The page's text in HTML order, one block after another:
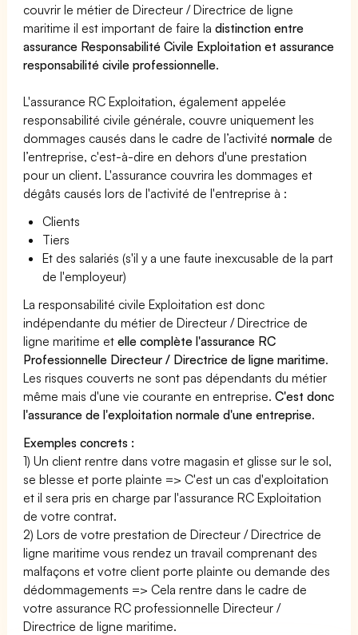
couvrir le métier de Directeur / Directrice de ligne
maritime il est important de faire ladistinction entre
assurance Responsabilité Civile Exploitation et assurance
responsabilité civile professionnelle.
L'assurance RC Exploitation, également appelée
responsabilité civile générale, couvre uniquement les
dommages causés dans le cadre de l’activiténormale de
l’entreprise, c'est-à-dire en dehors d'une prestation
pour un client. L'assurance couvrira les dommages et
dégâts causés lors de l'activité de l'entreprise à :
Clients
Tiers
Et des salariés (s'il y a une faute inexcusable de la part
de l'employeur)
La responsabilité civile Exploitation est donc
indépendante du métier de Directeur / Directrice de
ligne maritime etelle complète l'assurance RC
Professionnelle Directeur / Directrice de ligne maritime.
Les risques couverts ne sont pas dépendants du métier
même mais d'une vie courante en entreprise.C'est donc
l'assurance de l'exploitation normale d'une entreprise.
Exemples concrets :
1) Un client rentre dans votre magasin et glisse sur le sol,
se blesse et porte plainte => C'est un cas d'exploitation
et il sera pris en charge par l'assurance RC Exploitation
de votre contrat.
2) Lors de votre prestation de Directeur / Directrice de
ligne maritime vous rendez un travail comprenant des
malfaçons et votre client porte plainte ou demande des
dédommagements => Cela rentre dans le cadre de
votre assurance RC professionnelle Directeur /
Directrice de ligne maritime.